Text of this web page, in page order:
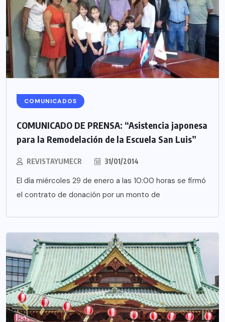
COMUNICADOS
COMUNICADO DE PRENSA: “Asistencia japonesa
para la Remodelación de la Escuela San Luis”
REVISTAYUMECR 31/01/2014
El día miércoles 29 de enero a las 10:00 horas se firmó
el contrato de donación por un monto de